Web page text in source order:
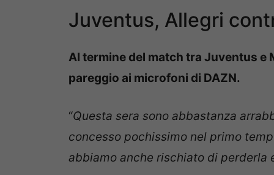
Juventus, Allegri
Al termine del match tra Juventus e
pareggio ai microfoni di DAZN.
“Questa sera sono abbastanza
concesso pochissimo nel primo
abbiamo anche rischiato di perderla